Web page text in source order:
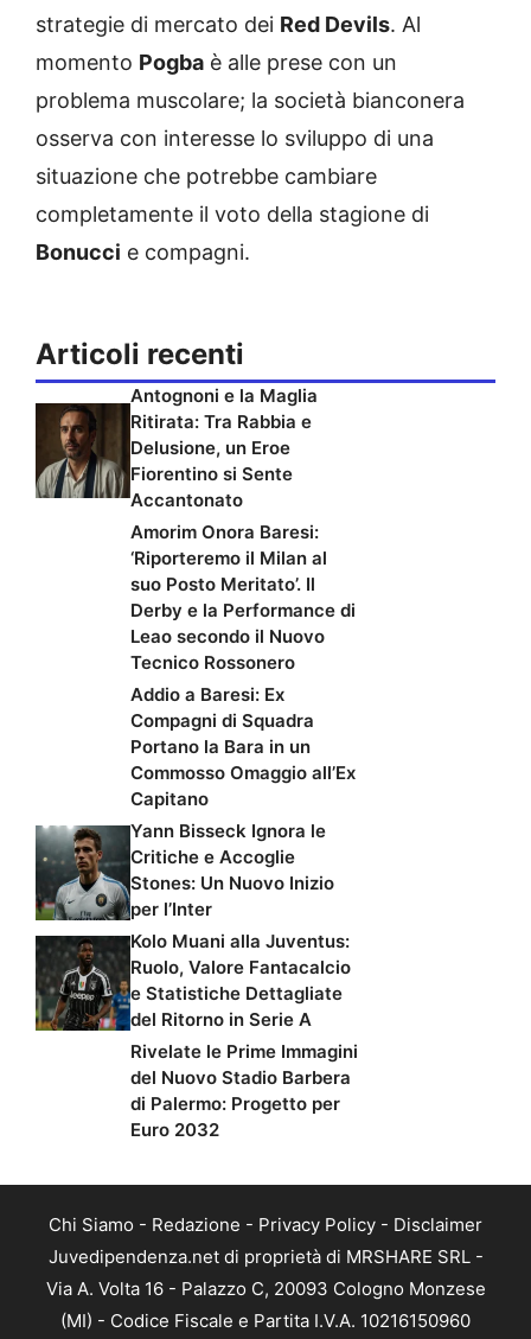
strategie di mercato dei Red Devils. Al
momento Pogba è alle prese con un
problema muscolare; la società bianconera
osserva con interesse lo sviluppo di una
situazione che potrebbe cambiare
completamente il voto della stagione di
Bonucci e compagni.
Articoli recenti
Antognoni e la Maglia
Ritirata: Tra Rabbia e
Delusione, un Eroe
Fiorentino si Sente
Accantonato
Amorim Onora Baresi:
‘Riporteremo il Milan al
suo Posto Meritato’. Il
Derby e la Performance di
Leao secondo il Nuovo
Tecnico Rossonero
Addio a Baresi: Ex
Compagni di Squadra
Portano la Bara in un
Commosso Omaggio all’Ex
Capitano
Yann Bisseck Ignora le
Critiche e Accoglie
Stones: Un Nuovo Inizio
per l’Inter
Kolo Muani alla Juventus:
Ruolo, Valore Fantacalcio
e Statistiche Dettagliate
del Ritorno in Serie A
Rivelate le Prime Immagini
del Nuovo Stadio Barbera
di Palermo: Progetto per
Euro 2032
Chi Siamo - Redazione - Privacy Policy - Disclaimer
Juvedipendenza.net di proprietà di MRSHARE SRL -
Via A. Volta 16 - Palazzo C, 20093 Cologno Monzese
(MI) - Codice Fiscale e Partita I.V.A. 10216150960